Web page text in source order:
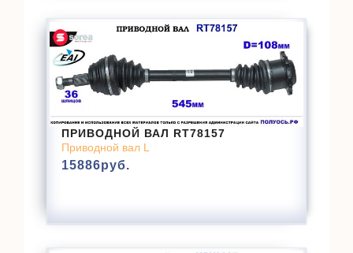
ПРИВОДНОЙ ВАЛ RT78157
Приводной вал L
15886руб.